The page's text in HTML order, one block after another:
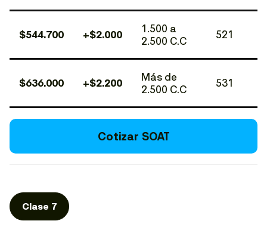
$544.700 +$2.000
1.500 a
2.500 C.C
521
$636.000 +$2.200
Más de
2.500 C.C
531
Cotizar SOAT
Clase 7